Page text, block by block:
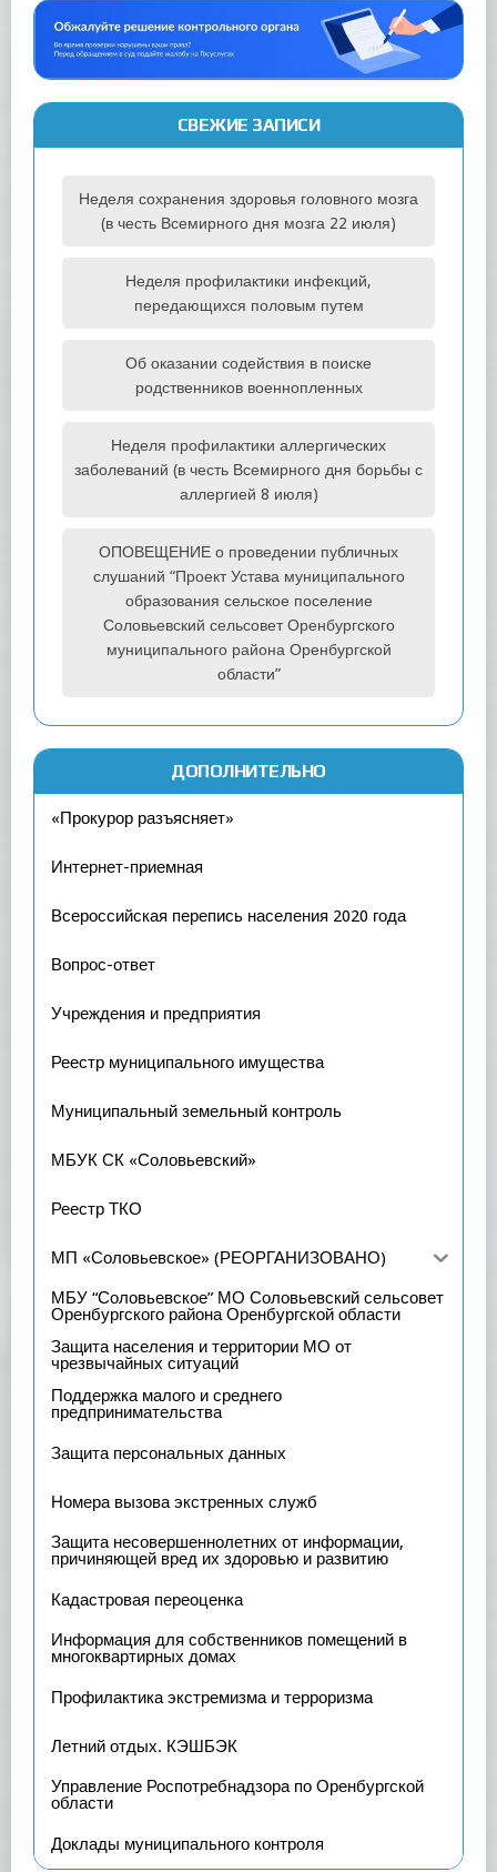
СВЕЖИЕ ЗАПИСИ
Неделя сохранения здоровья головного мозга
(в честь Всемирного дня мозга 22 июля)
Неделя профилактики инфекций,
передающихся половым путем
Об оказании содействия в поиске
родственников военнопленных
Неделя профилактики аллергических
заболеваний (в честь Всемирного дня борьбы с
аллергией 8 июля)
ОПОВЕЩЕНИЕ о проведении публичных
слушаний “Проект Устава муниципального
образования сельское поселение
Соловьевский сельсовет Оренбургского
муниципального района Оренбургской
области”
ДОПОЛНИТЕЛЬНО
«Прокурор разъясняет»
Интернет-приемная
Всероссийская перепись населения 2020 года
Вопрос-ответ
Учреждения и предприятия
Реестр муниципального имущества
Муниципальный земельный контроль
МБУК СК «Соловьевский»
Реестр ТКО
МП «Соловьевское» (РЕОРГАНИЗОВАНО)
МБУ “Соловьевское” МО Соловьевский сельсовет
Оренбургского района Оренбургской области
Защита населения и территории МО от
чрезвычайных ситуаций
Поддержка малого и среднего
предпринимательства
Защита персональных данных
Номера вызова экстренных служб
Защита несовершеннолетних от информации,
причиняющей вред их здоровью и развитию
Кадастровая переоценка
Информация для собственников помещений в
многоквартирных домах
Профилактика экстремизма и терроризма
Летний отдых. КЭШБЭК
Управление Роспотребнадзора по Оренбургской
области
Доклады муниципального контроля